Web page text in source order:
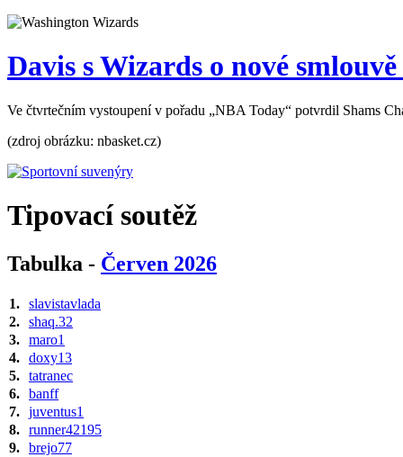
Davis s Wizards o nové
Ve čtvrtečním vystoupení v pořadu „NBA Today“ potvrdil Shams
(zdroj obrázku: nbasket.cz)
Tipovací soutěž
Tabulka - Červen 2026
1. slavistavlada
2. shaq.32
3. maro1
4. doxy13
5. tatranec
6. banff
7. juventus1
8. runner42195
9. brejo77